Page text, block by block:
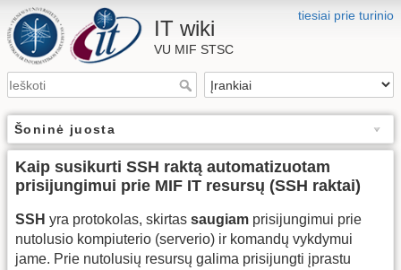
tiesiai prie turinio
IT wiki
VU MIF STSC
Šoninė juosta
Kaip susikurti SSH raktą automatizuotam
prisijungimui prie MIF IT resursų (SSH raktai)
SSH yra protokolas, skirtas saugiam prisijungimui prie
nutolusio kompiuterio (serverio) ir komandų vykdymui
jame. Prie nutolusių resursų galima prisijungti įprastu